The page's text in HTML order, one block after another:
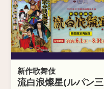
新作歌舞伎
流白浪燦星(ルパン三